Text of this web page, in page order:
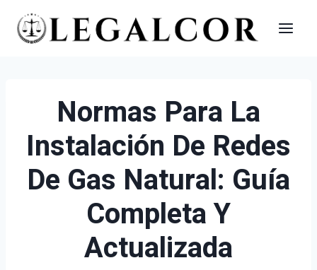
Saltar
Normas Para La
Instalación De Redes
De Gas Natural: Guía
Completa Y
Actualizada